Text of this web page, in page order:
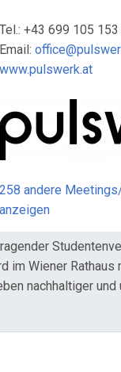
Tel.: +43 699 105 153
Email:
www.pulswerk.at
258 andere
anzeigen
im Wiener Rathaus
nachhaltiger